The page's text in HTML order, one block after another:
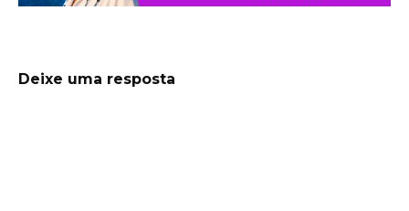
Deixe uma resposta